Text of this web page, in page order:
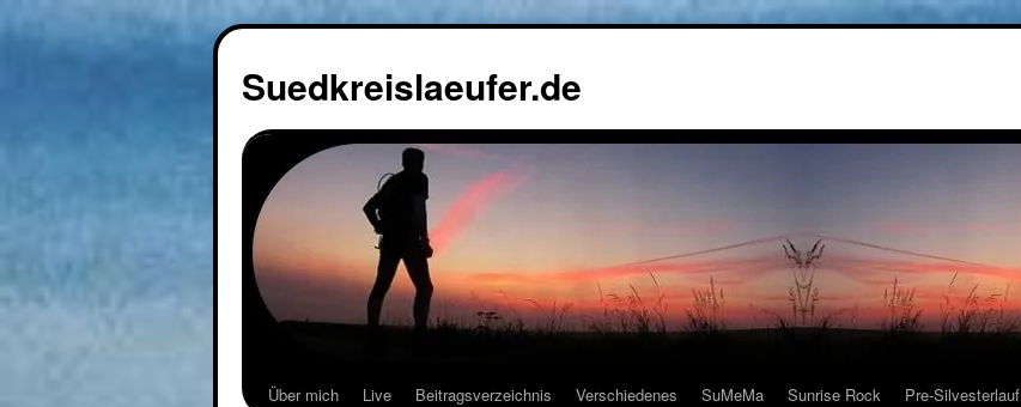
Suedkreislaeufer.de
Über mich Live Beitragsverzeichnis Verschiedenes SuMeMa Sunrise Rock Pre-Silvesterlauf